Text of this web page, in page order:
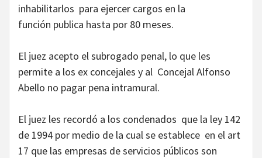
inhabilitarlos para ejercer cargos en la
función publica hasta por 80 meses.
El juez acepto el subrogado penal, lo que les
permite a los ex concejales y al Concejal Alfonso
Abello no pagar pena intramural.
El juez les recordó a los condenados que la ley 142
de 1994 por medio de la cual se establece en el art
17 que las empresas de servicios públicos son